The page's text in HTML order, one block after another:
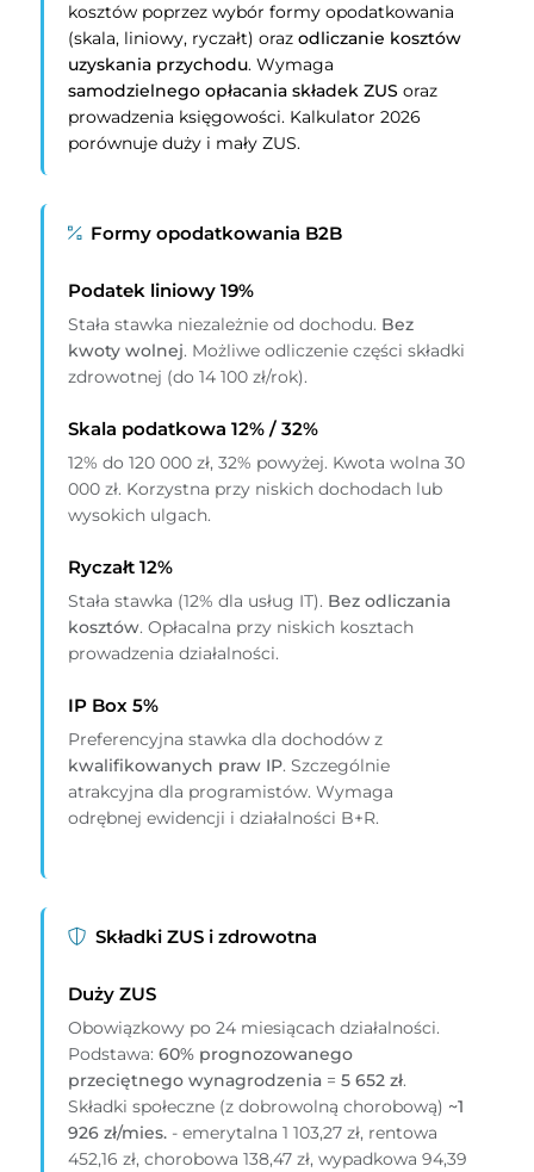
kosztów poprzez wybór formy opodatkowania
(skala, liniowy, ryczałt) orazodliczanie kosztów
uzyskania przychodu. Wymaga
samodzielnego opłacania składek ZUS oraz
prowadzenia księgowości. Kalkulator 2026
porównuje duży i mały ZUS.
Formy opodatkowania B2B
Podatek liniowy 19%
Stała stawka niezależnie od dochodu. Bez
kwoty wolnej. Możliwe odliczenie części składki
zdrowotnej (do 14 100 zł/rok).
Skala podatkowa 12% / 32%
12% do 120 000 zł, 32% powyżej. Kwota wolna 30
000 zł. Korzystna przy niskich dochodach lub
wysokich ulgach.
Ryczałt 12%
Stała stawka (12% dla usług IT). Bez odliczania
kosztów. Opłacalna przy niskich kosztach
prowadzenia działalności.
IP Box 5%
Preferencyjna stawka dla dochodów z
kwalifikowanych praw IP. Szczególnie
atrakcyjna dla programistów. Wymaga
odrębnej ewidencji i działalności B+R.
Składki ZUS i zdrowotna
Duży ZUS
Obowiązkowy po 24 miesiącach działalności.
Podstawa:60% prognozowanego
przeciętnego wynagrodzenia =5 652 zł.
Składki społeczne (z dobrowolną chorobową) ~1
926 zł/mies. - emerytalna 1 103,27 zł, rentowa
452,16 zł, chorobowa 138,47 zł, wypadkowa 94,39